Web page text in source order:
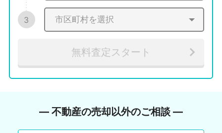
3
無料査定スタート
― 不動産の売却以外のご相談 ―